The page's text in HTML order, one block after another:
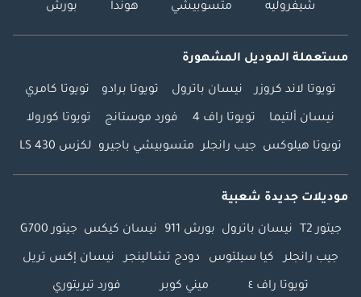
شيفروليه متسوبيشي هوندا بورش
مستعملة الموديل المشهورة
تويوتا لاند كروزر نيسان باترول تويوتا برادو تويوتا كامري
نيسان ألتيما تويوتا راف 4 فورد موستانج تويوتا كورولا
تويوتا هيلوكس جيب رانجلر متسوبيشي باجيرو لكزس LS 430
موديلات جديدة شعبية
جيتور T2 نيسان باترول بورش 911 نيسان كيكس جيتور G700
جيب رانجلر كيا سيلتوس دودج تشالينجر نيسان إكس تريل
تويوتا راف ٤ ميني كوبر فورد تيريتوري